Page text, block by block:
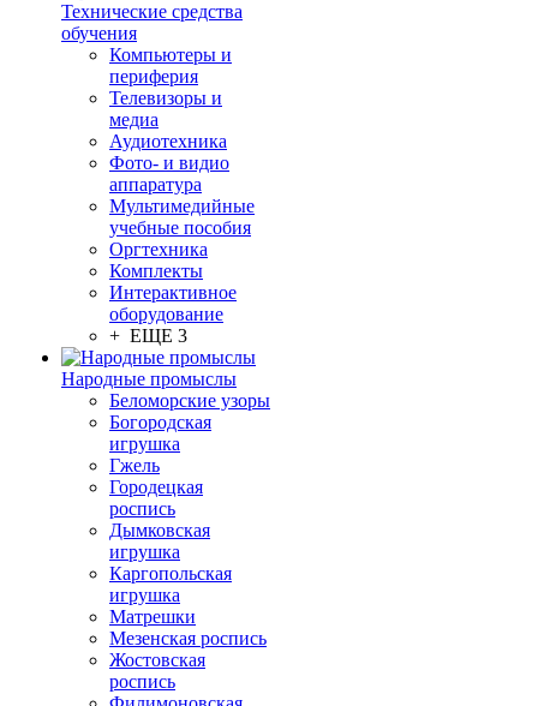
Технические средства
обучения
Компьютеры и
периферия
Телевизоры и
медиа
Аудиотехника
Фото- и видио
аппаратура
Мультимедийные
учебные пособия
Оргтехника
Комплекты
Интерактивное
оборудование
+ ЕЩЕ 3
Народные промыслы
Беломорские узоры
Богородская
игрушка
Гжель
Городецкая
роспись
Дымковская
игрушка
Каргопольская
игрушка
Матрешки
Мезенская роспись
Жостовская
роспись